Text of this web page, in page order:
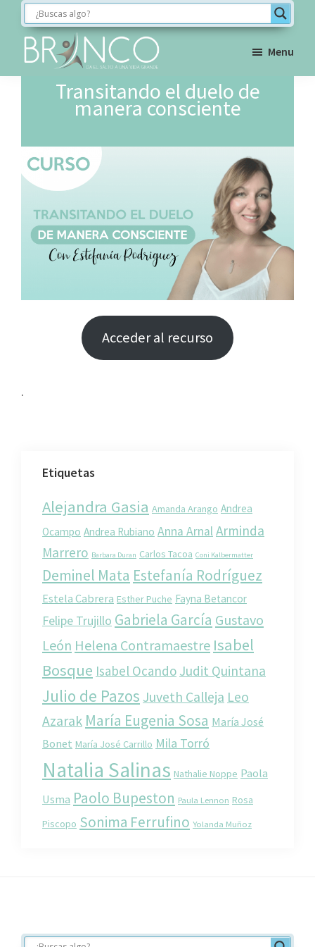
Saltar
navegación
Saltar
contenido
Saltar
FORMACIÓN
Menu
Transitando el duelo de
manera consciente
Acceder al recurso
.
Etiquetas
Alejandra Gasia Amanda Arango Andrea
Ocampo Andrea Rubiano Anna ArnalArminda
Marrero Barbara Duran Carlos Tacoa Coni Kalbermatter
Deminel Mata Estefanía Rodríguez
Estela Cabrera Esther Puche Fayna Betancor
Felipe Trujillo Gabriela García Gustavo
León Helena Contramaestre Isabel
Bosque Isabel Ocando Judit Quintana
Julio de Pazos Juveth Calleja Leo
Azarak María Eugenia Sosa María José
Bonet María José Carrillo Mila Torró
Natalia Salinas Nathalie Noppe Paola
Usma Paolo Bupeston Paula Lennon Rosa
Piscopo Sonima Ferrufino Yolanda Muñoz
Footer